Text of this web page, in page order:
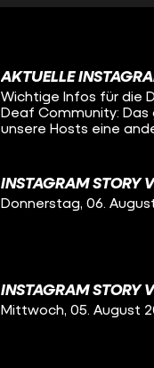
AKTUELLE
Wichtige Infos für die
Deaf Community: Das
unsere Hosts eine
INSTAGRAM STORY
Donnerstag, 06.
INSTAGRAM STORY
Mittwoch, 05. August